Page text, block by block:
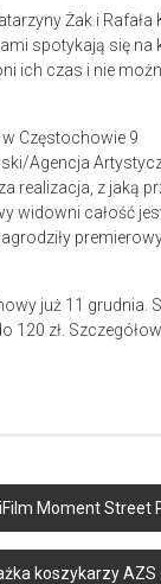
Żak i
spotykają się na
ich czas i nie
Agencja
realizacja, z jaką
widowni całość
już 11 grudnia.
120 zł.
Moment Street
koszykarzy